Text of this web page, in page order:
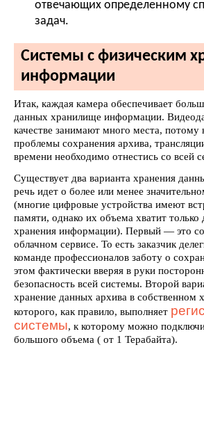
отвечающих определенному
задач.
Системы с физическим
информации
Итак, каждая камера обеспечивает
данных хранилище информации.
качестве занимают много места,
проблемы сохранения архива,
времени необходимо отнестись со всей
Существует два варианта хранения
речь идет о более или менее
(многие цифровые устройства имеют
памяти, однако их объема хватит только
хранения информации). Первый — это
облачном сервисе. То есть заказчик
команде профессионалов заботу о
этом фактически вверяя в руки
безопасность всей системы. Второй
хранение данных архива в собственном
которого, как правило, выполняет
системы, к которому можно
большого объема ( от 1 Терабайта).